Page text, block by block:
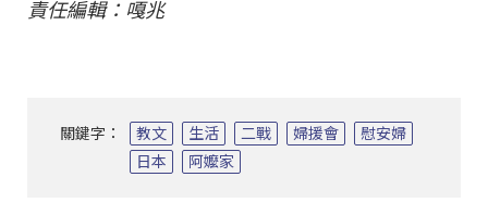
責任編輯：嘎兆
關鍵字： 教文 生活 二戰 婦援會
慰安婦
日本
阿嬤家